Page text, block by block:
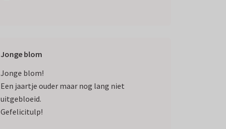
Jonge blom
Jonge blom!
Een jaartje ouder maar nog lang niet
uitgebloeid.
Gefelicitulp!